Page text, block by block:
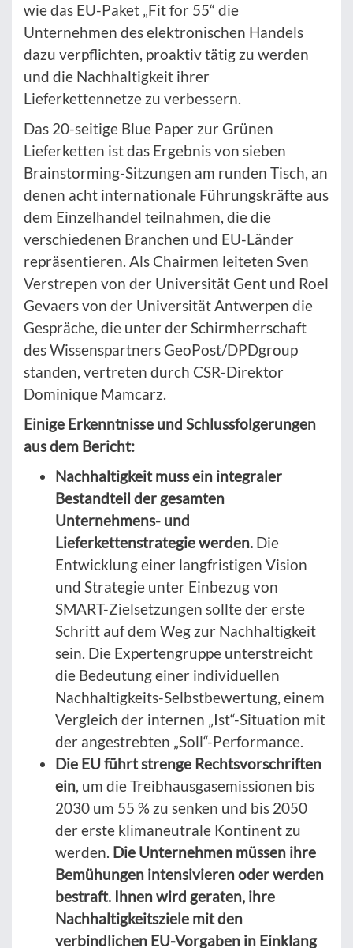
wie das EU-Paket „Fit for 55“ die
Unternehmen des elektronischen Handels
dazu verpflichten, proaktiv tätig zu werden
und die Nachhaltigkeit ihrer
Lieferkettennetze zu verbessern.
Das 20-seitige Blue Paper zur Grünen
Lieferketten ist das Ergebnis von sieben
Brainstorming-Sitzungen am runden Tisch, an
denen acht internationale Führungskräfte aus
dem Einzelhandel teilnahmen, die die
verschiedenen Branchen und EU-Länder
repräsentieren. Als Chairmen leiteten Sven
Verstrepen von der Universität Gent und Roel
Gevaers von der Universität Antwerpen die
Gespräche, die unter der Schirmherrschaft
des Wissenspartners GeoPost/DPDgroup
standen, vertreten durch CSR-Direktor
Dominique Mamcarz.
Einige Erkenntnisse und Schlussfolgerungen
aus dem Bericht:
Nachhaltigkeit muss ein integraler
Bestandteil der gesamten
Unternehmens- und
Lieferkettenstrategie werden. Die
Entwicklung einer langfristigen Vision
und Strategie unter Einbezug von
SMART-Zielsetzungen sollte der erste
Schritt auf dem Weg zur Nachhaltigkeit
sein. Die Expertengruppe unterstreicht
die Bedeutung einer individuellen
Nachhaltigkeits-Selbstbewertung, einem
Vergleich der internen „Ist“-Situation mit
der angestrebten „Soll“-Performance.
Die EU führt strenge Rechtsvorschriften
ein, um die Treibhausgasemissionen bis
2030 um 55 % zu senken und bis 2050
der erste klimaneutrale Kontinent zu
werden. Die Unternehmen müssen ihre
Bemühungen intensivieren oder werden
bestraft. Ihnen wird geraten, ihre
Nachhaltigkeitsziele mit den
verbindlichen EU-Vorgaben in Einklang